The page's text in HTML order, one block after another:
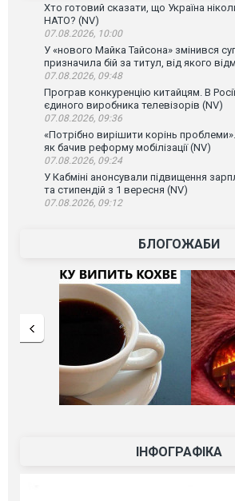
Хто готовий сказати, що Україна
НАТО? (NV)
07.08.2026, 10:00
У «нового Майка Тайсона» змінився
призначила бій за титул, від якого
07.08.2026, 09:48
Програв конкуренцію китайцям. В
єдиного виробника телевізорів (NV)
07.08.2026, 09:36
«Потрібно вирішити корінь
як бачив реформу мобілізації (NV)
07.08.2026, 09:24
У Кабміні анонсували підвищення
та стипендій з 1 вересня (NV)
07.08.2026, 09:12
БЛОГОЖАБИ
ІНФОГРАФІКА